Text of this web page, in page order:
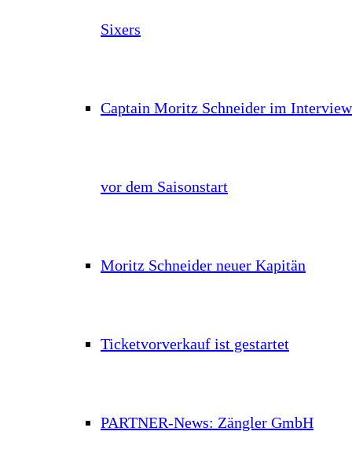
Sixers
Captain Moritz Schneider im Interview
vor dem Saisonstart
Moritz Schneider neuer Kapitän
Ticketvorverkauf ist gestartet
PARTNER-News: Zängler GmbH